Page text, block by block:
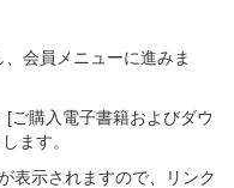
会員メニューに進みま
ご購入電子書籍およびダウ
ます。
表示されますので、リンク